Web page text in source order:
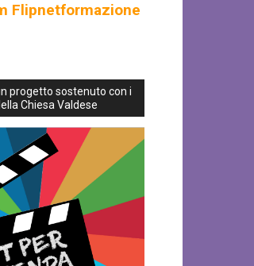
Flipnetformazione
progetto sostenuto con i
Chiesa Valdese